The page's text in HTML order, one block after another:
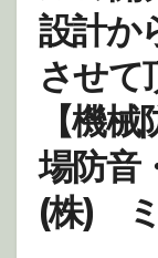
設計か
させて
【機
場防音
(株) ミ